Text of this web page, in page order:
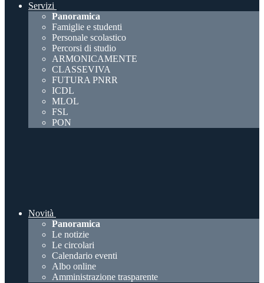
Servizi
Panoramica
Famiglie e studenti
Personale scolastico
Percorsi di studio
ARMONICAMENTE
CLASSEVIVA
FUTURA PNRR
ICDL
MLOL
FSL
PON
Novità
Panoramica
Le notizie
Le circolari
Calendario eventi
Albo online
Amministrazione trasparente